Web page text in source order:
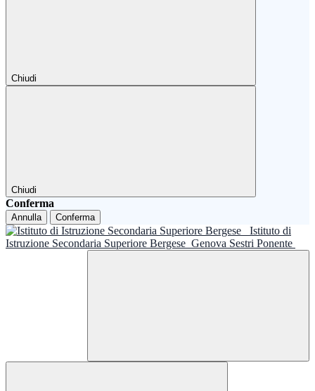
Chiudi
Chiudi
Conferma
Annulla Conferma
Istituto di
Istruzione Secondaria Superiore Bergese Genova Sestri Ponente